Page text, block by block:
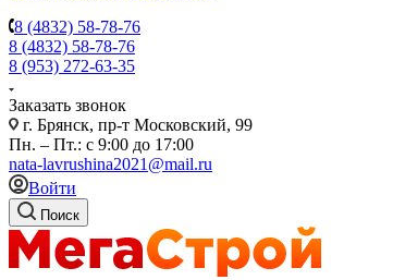
8 (4832) 58-78-76
8 (4832) 58-78-76
8 (953) 272-63-35
Заказать звонок
г. Брянск, пр-т Московский, 99
Пн. – Пт.: с 9:00 до 17:00
nata-lavrushina2021@mail.ru
Войти
Поиск